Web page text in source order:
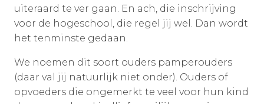
uiteraard te ver gaan. En ach, die inschrijving
voor de hogeschool, die regel jij wel. Dan wordt
het tenminste gedaan.
We noemen dit soort ouders pamperouders
(daar val jij natuurlijk niet onder). Ouders of
opvoeders die ongemerkt te veel voor hun kind